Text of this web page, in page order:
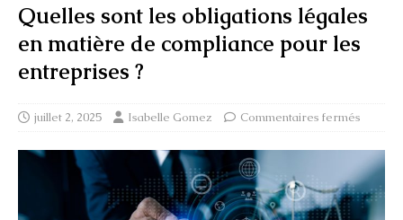
Quelles sont les obligations légales
en matière de compliance pour les
entreprises ?
juillet 2, 2025 Isabelle Gomez Commentaires fermés